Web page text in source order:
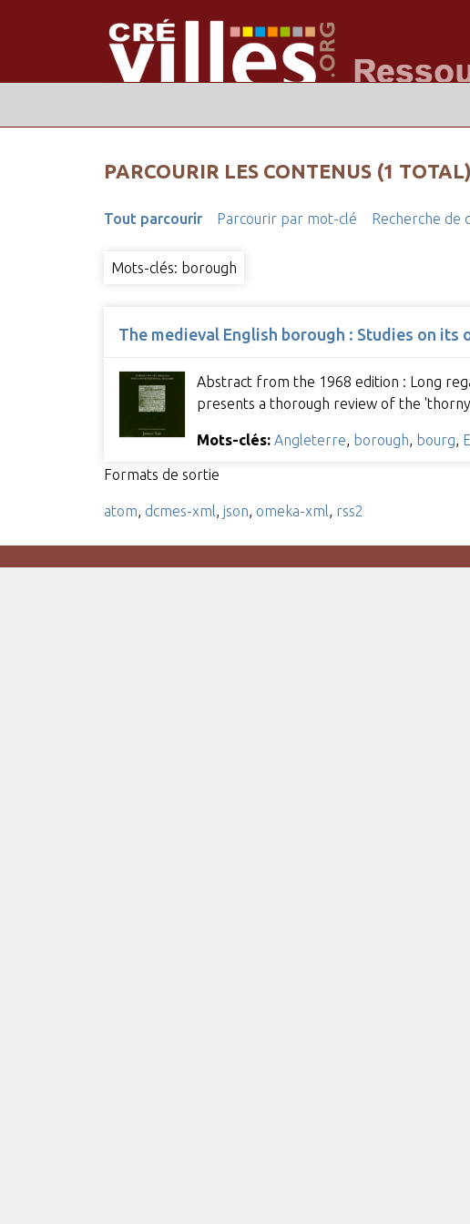
PARCOURIR LES CONTENUS (1 TOTAL)
Tout parcourir Parcourir par mot-clé Recherche de
Mots-clés: borough
The medieval English borough : Studies on
Abstract from the 1968 edition : Long
presents a thorough review of the
Mots-clés: Angleterre borough bourg
Formats de sortie
atom dcmes-xml json omeka-xml rss2